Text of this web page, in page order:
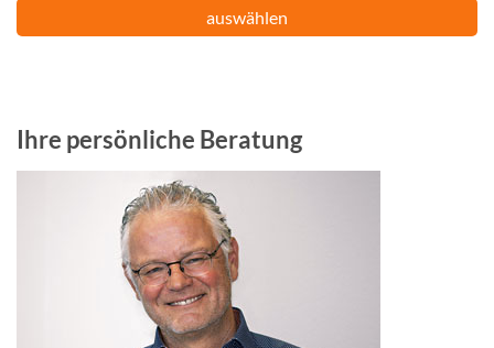
auswählen
Ihre persönliche Beratung